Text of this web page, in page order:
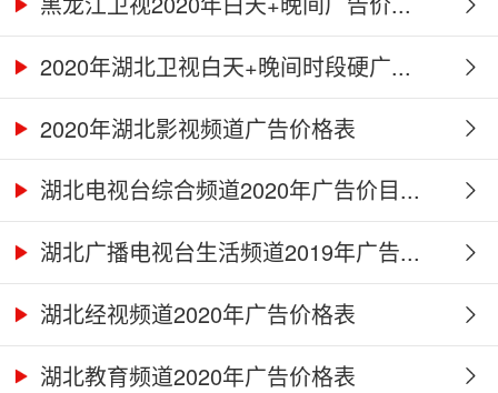
2020年湖北卫视白天+晚间时段硬广...
2020年湖北影视频道广告价格表
湖北电视台综合频道2020年广告价目...
湖北广播电视台生活频道2019年广告...
湖北经视频道2020年广告价格表
湖北教育频道2020年广告价格表